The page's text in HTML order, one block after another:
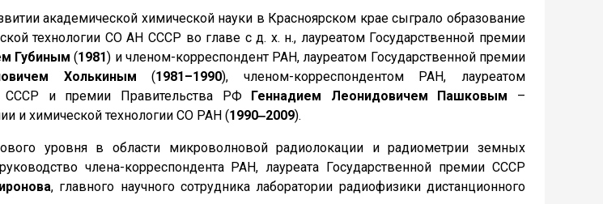
академической химической науки в Красноярском крае сыграло образование
технологии СО АН СССР во главе с д. х. н., лауреатом Государственной премии
Губиным (1981) и членом-корреспондент РАН, лауреатом Государственной премии
Холькиным (1981–1990), членом-корреспондентом РАН, лауреатом
СССР и премии Правительства РФ Геннадием Леонидовичем Пашковым –
и химической технологии СО РАН (1990‒2009).
уровня в области микроволновой радиолокации и радиометрии земных
члена-корреспондента РАН, лауреата Государственной премии СССР
, главного научного сотрудника лаборатории радиофизики дистанционного